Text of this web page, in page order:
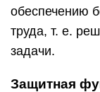
обеспечению
труда, т. е.
задачи.
Защитная